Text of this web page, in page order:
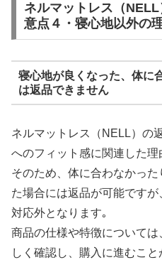
ネルマットレス（
意点４・寝心地以外の
寝心地が良くなった、体に
は返品できません
ネルマットレス（NELL）の
へのフィット感に関連した理
そのため、体に合わなかっ
た場合には返品が可能です
対応外となります｡
商品の仕様や特徴について
しく確認し、購入に進むこと